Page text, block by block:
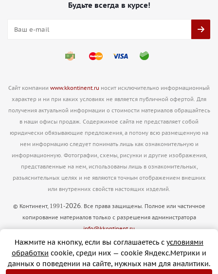
Будьте всегда в курсе!
Сайт компании www.kkontinent.ru носит исключительно информационный
характер и ни при каких условиях не является публичной офертой. Для
получения актуальной информации о стоимости материалов обращайтесь
в наши офисы продаж. Содержимое сайта не представляет собой
юридически обязывающие предложения, а потому всю размещенную на
нем информацию следует понимать лишь как ознакомительную и
информационную. Фотографии, схемы, рисунки и другие изображения,
представленные на нем, использованы лишь в ознакомительных,
разьяснительных целях и не являются точным отображением внешних
или внутренних свойств настоящих изделий.
© Континент, 1991-2026. Все права защищены. Полное или частичное
копирование материалов только с разрешения администратора
info@kkontinent.ru
Версия для печати
Нажмите на кнопку, если вы соглашаетесь с условиями
обработки cookie, cреди них — cookie Яндекс.Метрики и
данных о поведении на сайте, нужных нам для аналитики.